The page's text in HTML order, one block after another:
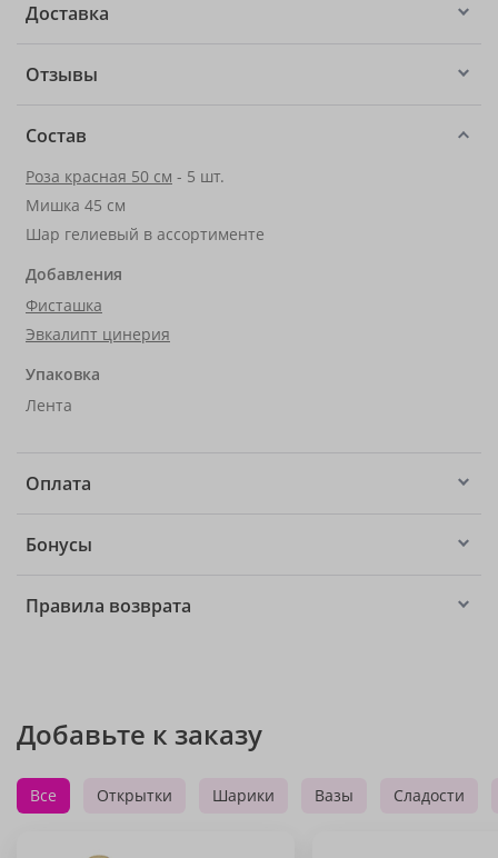
Доставка
Отзывы
Состав
Роза красная 50 см - 5 шт.
Мишка 45 см
Шар гелиевый в ассортименте
Добавления
Фисташка
Эвкалипт цинерия
Упаковка
Лента
Оплата
Бонусы
Правила возврата
Добавьте к заказу
Все Открытки Шарики Вазы Сладости